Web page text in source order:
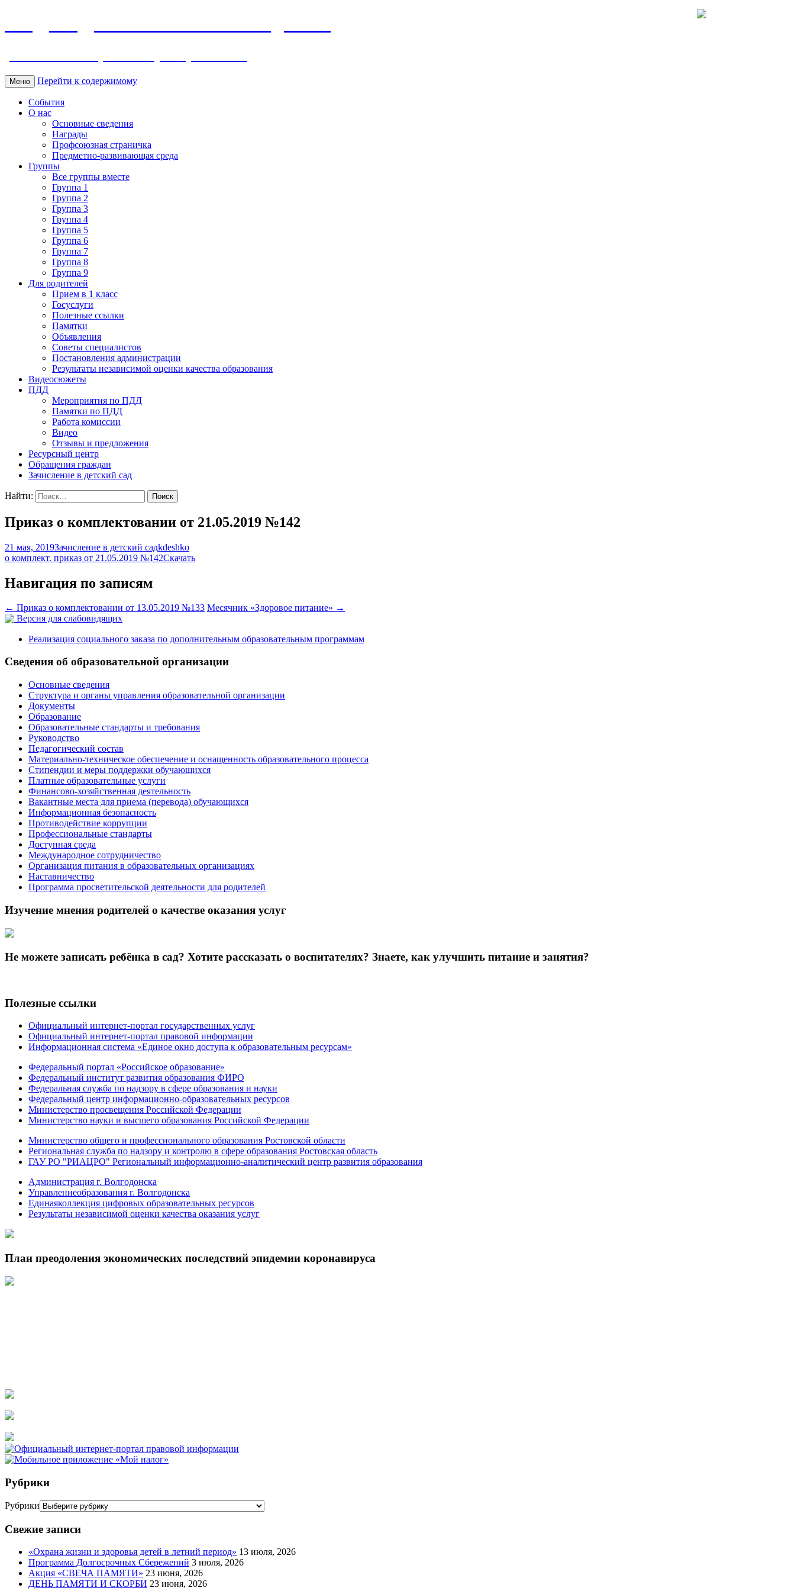
Меню Перейти к содержимому
События
О нас
Основные сведения
Награды
Профсоюзная страничка
Предметно-развивающая среда
Группы
Все группы вместе
Группа 1
Группа 2
Группа 3
Группа 4
Группа 5
Группа 6
Группа 7
Группа 8
Группа 9
Для родителей
Прием в 1 класс
Госуслуги
Полезные ссылки
Памятки
Объявления
Советы специалистов
Постановления администрации
Результаты независимой оценки качества образования
Видеосюжеты
ПДД
Мероприятия по ПДД
Памятки по ПДД
Работа комиссии
Видео
Отзывы и предложения
Ресурсный центр
Обращения граждан
Зачисление в детский сад
Найти:
Приказ о комплектовании от 21.05.2019 №142
21 мая, 2019Зачисление в детский садkdeshko
о комплект. приказ от 21.05.2019 №142Скачать
Навигация по записям
← Приказ о комплектовании от 13.05.2019 №133 Месячник «Здоровое питание» →
Версия для слабовидящих
Реализация социального заказа по дополнительным образовательным программам
Сведения об образовательной организации
Основные сведения
Структура и органы управления образовательной организации
Документы
Образование
Образовательные стандарты и требования
Руководство
Педагогический состав
Материально-техническое обеспечение и оснащенность образовательного процесса
Стипендии и меры поддержки обучающихся
Платные образовательные услуги
Финансово-хозяйственная деятельность
Вакантные места для приема (перевода) обучающихся
Информационная безопасность
Противодействие коррупции
Профессиональные стандарты
Доступная среда
Международное сотрудничество
Организация питания в образовательных организациях
Наставничество
Программа просветительской деятельности для родителей
Изучение мнения родителей о качестве оказания услуг
Не можете записать ребёнка в сад? Хотите рассказать о воспитателях? Знаете, как улучшить питание и занятия?
Полезные ссылки
Официальный интернет-портал государственных услуг
Официальный интернет-портал правовой информации
Информационная система «Единое окно доступа к образовательным ресурсам»
Федеральный портал «Российское образование»
Федеральный институт развития образования ФИРО
Федеральная служба по надзору в сфере образования и науки
Федеральный центр информационно-образовательных ресурсов
Министерство просвещения Российской Федерации
Министерство науки и высшего образования Российской Федерации
Министерство общего и профессионального образования Ростовской области
Региональная служба по надзору и контролю в сфере образования Ростовская область
ГАУ РО "РИАЦРО" Региональный информационно-аналитический центр развития образования
Администрация г. Волгодонска
Управлениеобразования г. Волгодонска
Единаяколлекция цифровых образовательных ресурсов
Результаты независимой оценки качества оказания услуг
План преодоления экономических последствий эпидемии коронавируса
Рубрики
Рубрики
Свежие записи
«Охрана жизни и здоровья детей в летний период» 13 июля, 2026
Программа Долгосрочных Сбережений 3 июля, 2026
Акция «СВЕЧА ПАМЯТИ» 23 июня, 2026
ДЕНЬ ПАМЯТИ И СКОРБИ 23 июня, 2026